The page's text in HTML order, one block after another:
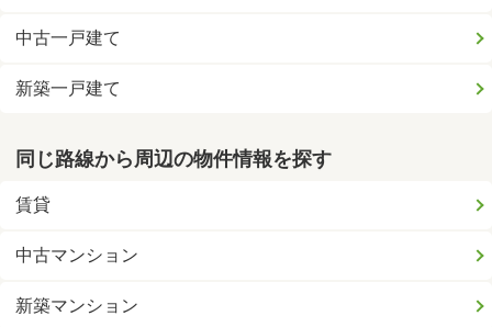
中古一戸建て
新築一戸建て
同じ路線から周辺の物件情報を探す
賃貸
中古マンション
新築マンション